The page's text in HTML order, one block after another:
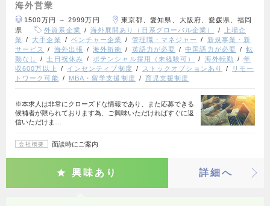
海外営業
1500万円 ～ 2999万円
東京都、愛知県、大阪府、愛媛県、福岡
県
外資系企業 海外展開あり（日系グローバル企業）
上場企
業
大手企業 ベンチャー企業 管理職・マネジャー
新規事業・新
サービス
海外出張 海外折衝 英語力が必要 中国語力が必要
転
勤なし
土日祝休み ポテンシャル採用（未経験可） 海外転勤
年
収600万以上
インセンティブ制度 ストックオプションあり
リモー
トワーク可能
MBA・留学支援制度 育児支援制度
※本求人は非常にクローズドな情報であり、また応募できる
候補者が限られております為、ご興味いただければすぐに返
信いただけま…
会社概要 面談時にご案内
興味あり 詳細へ